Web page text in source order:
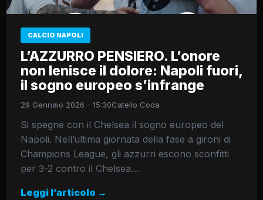
CALCIO NAPOLI
L’AZZURRO PENSIERO. ​L’onore
non lenisce il dolore: Napoli fuori,
il sogno europeo s’infrange
29 Gennaio 2026 - 15:30Catello Coda
Si spegne con il Chelsea il sogno europeo del
Napoli. Nell’ultima giornata della fase a gironi di
Champions League, gli azzurri escono sconfitti
per 3-2 contro il Chelsea…
Leggi l’articolo →